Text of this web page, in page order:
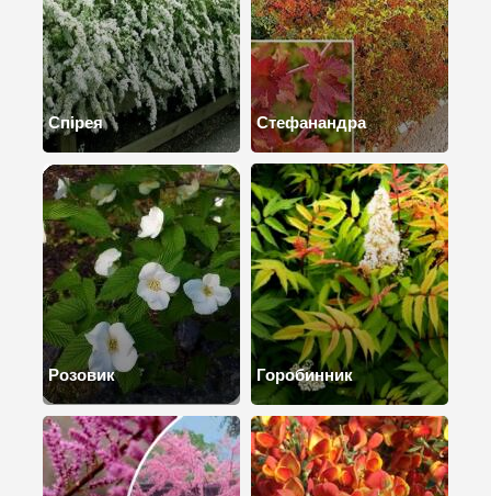
Спірея Стефанандра
Розовик Горобинник